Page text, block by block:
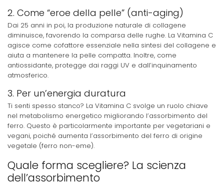
2. Come “eroe della pelle” (anti-aging)
Dai 25 anni in poi, la produzione naturale di collagene
diminuisce, favorendo la comparsa delle rughe. La Vitamina C
agisce come cofattore essenziale nella sintesi del collagene e
aiuta a mantenere la pelle compatta. Inoltre, come
antiossidante, protegge dai raggi UV e dall’inquinamento
atmosferico.
3. Per un’energia duratura
Ti senti spesso stanco? La Vitamina C svolge un ruolo chiave
nel metabolismo energetico migliorando l’assorbimento del
ferro. Questo è particolarmente importante per vegetariani e
vegani, poiché aumenta l’assorbimento del ferro di origine
vegetale (ferro non-eme).
Quale forma scegliere? La scienza
dell’assorbimento